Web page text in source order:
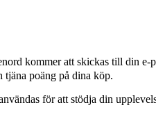
kommer att skickas till din e-
poäng på dina köp.
för att stödja din